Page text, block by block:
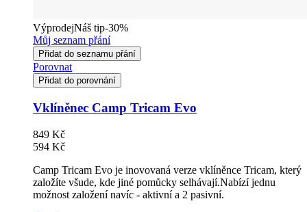
VýprodejNáš tip-30%
Můj seznam přání
Přidat do seznamu přání
Porovnat
Přidat do porovnání
Vklíněnec Camp Tricam Evo
849 Kč
594 Kč
Camp Tricam Evo je inovovaná verze vklíněnce Tricam, který
založíte všude, kde jiné pomůcky selhávají.Nabízí jednu
možnost založení navíc - aktivní a 2 pasivní.